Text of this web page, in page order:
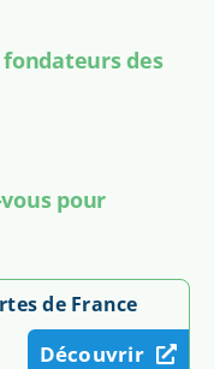
des
pour
de France
Découvrir